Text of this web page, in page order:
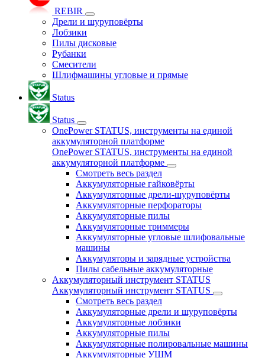
REBIR
Дрели и шуруповёрты
Лобзики
Пилы дисковые
Рубанки
Смесители
Шлифмашины угловые и прямые
Status
Status
OnePower STATUS, инструменты на единой
аккумуляторной платформе
OnePower STATUS, инструменты на единой
аккумуляторной платформе
Смотреть весь раздел
Аккумуляторные гайковёрты
Аккумуляторные дрели-шуруповёрты
Аккумуляторные перфораторы
Аккумуляторные пилы
Аккумуляторные триммеры
Аккумуляторные угловые шлифовальные
машины
Аккумуляторы и зарядные устройства
Пилы сабельные аккумуляторные
Аккумуляторный инструмент STATUS
Аккумуляторный инструмент STATUS
Смотреть весь раздел
Аккумуляторные дрели и шуруповёрты
Аккумуляторные лобзики
Аккумуляторные пилы
Аккумуляторные полировальные машины
Аккумуляторные УШМ